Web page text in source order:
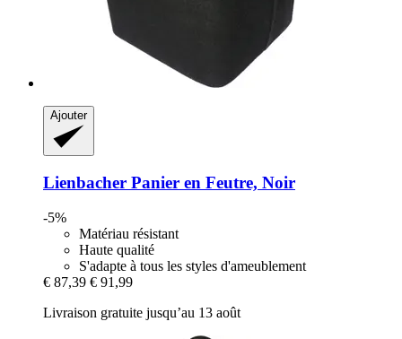
Ajouter
Lienbacher Panier en Feutre, Noir
-5%
Matériau résistant
Haute qualité
S'adapte à tous les styles d'ameublement
€ 87,39 € 91,99
Livraison gratuite jusqu’au 13 août